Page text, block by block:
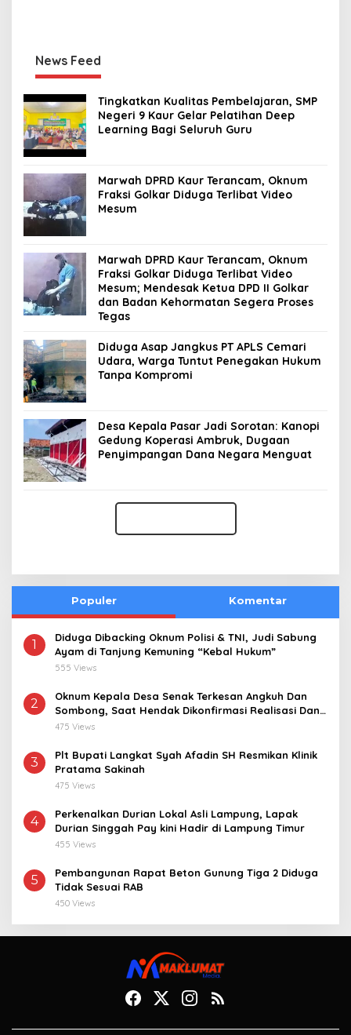
News Feed
Tingkatkan Kualitas Pembelajaran, SMP
Negeri 9 Kaur Gelar Pelatihan Deep
Learning Bagi Seluruh Guru
Marwah DPRD Kaur Terancam, Oknum
Fraksi Golkar Diduga Terlibat Video
Mesum
Marwah DPRD Kaur Terancam, Oknum
Fraksi Golkar Diduga Terlibat Video
Mesum; Mendesak Ketua DPD II Golkar
dan Badan Kehormatan Segera Proses
Tegas
Diduga Asap Jangkus PT APLS Cemari
Udara, Warga Tuntut Penegakan Hukum
Tanpa Kompromi
Desa Kepala Pasar Jadi Sorotan: Kanopi
Gedung Koperasi Ambruk, Dugaan
Penyimpangan Dana Negara Menguat
Populer Komentar
1
Diduga Dibacking Oknum Polisi & TNI, Judi Sabung
Ayam di Tanjung Kemuning “Kebal Hukum”
555 Views
2
Oknum Kepala Desa Senak Terkesan Angkuh Dan
Sombong, Saat Hendak Dikonfirmasi Realisasi Dana
Desa 2021-2024
475 Views
3
Plt Bupati Langkat Syah Afadin SH Resmikan Klinik
Pratama Sakinah
475 Views
4
Perkenalkan Durian Lokal Asli Lampung, Lapak
Durian Singgah Pay kini Hadir di Lampung Timur
455 Views
5
Pembangunan Rapat Beton Gunung Tiga 2 Diduga
Tidak Sesuai RAB
450 Views